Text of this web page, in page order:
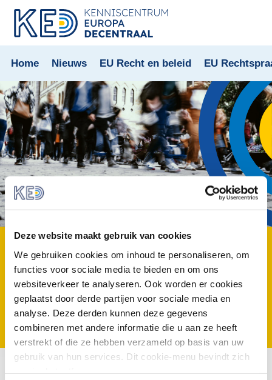
Deze website maakt gebruik van cookies
We gebruiken cookies om inhoud te personaliseren, om
functies voor sociale media te bieden en om ons
websiteverkeer te analyseren. Ook worden er cookies
geplaatst door derde partijen voor sociale media en
analyse. Deze derden kunnen deze gegevens
combineren met andere informatie die u aan ze heeft
verstrekt of die ze hebben verzameld op basis van uw
gebruik van hun services. Dit cookie-menu bevindt zich
Home Nieuws EU Recht en beleid EU
Categorie:
Uncategorized
Alle informatie over